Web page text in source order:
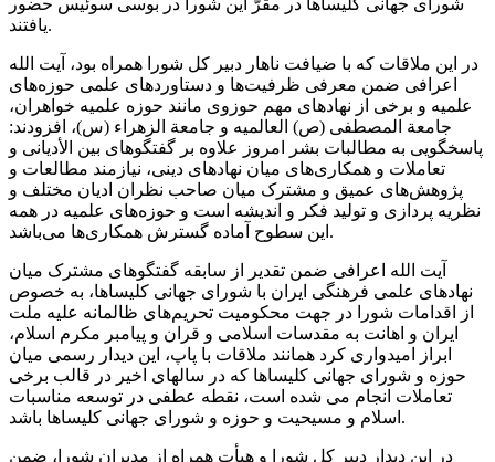
یافتند.
در این ملاقات که با ضیافت ناهار دبیر کل شورا همراه بود، آیت الله
اعرافی ضمن معرفی ظرفیت‌ها و دستاوردهای علمی حوزه‌های
علمیه و برخی از نهادهای مهم حوزوی مانند حوزه علمیه خواهران،
جامعة المصطفی (ص) العالمیه و جامعة الزهراء (س)، افزودند:
پاسخگویی به مطالبات بشر امروز علاوه بر گفتگوهای بین الأدیانی و
تعاملات و همکاری‌های میان نهادهای دینی، نیازمند مطالعات و
پژوهش‌های عمیق و مشترک میان صاحب نظران ادیان مختلف و
نظریه پردازی و تولید فکر و اندیشه است و حوزه‌های علمیه در همه
این سطوح آماده گسترش همکاری‌ها می‌باشد.
آیت الله اعرافی ضمن تقدیر از سابقه گفتگوهای مشترک میان
نهادهای علمی فرهنگی ایران با شورای جهانی کلیساها، به خصوص
از اقدامات شورا در جهت محکومیت تحریم‌های ظالمانه علیه ملت
ایران و اهانت به مقدسات اسلامی و قران و پیامبر مکرم اسلام،
ابراز امیدواری کرد همانند ملاقات با پاپ، این دیدار رسمی میان
حوزه و شورای جهانی کلیساها که در سالهای اخیر در قالب برخی
تعاملات انجام می شده است، نقطه عطفی در توسعه مناسبات
اسلام و مسیحیت و حوزه و شورای جهانی کلیساها باشد.
در این دیدار دبیر کل شورا و هیأت همراه از مدیران شورا، ضمن